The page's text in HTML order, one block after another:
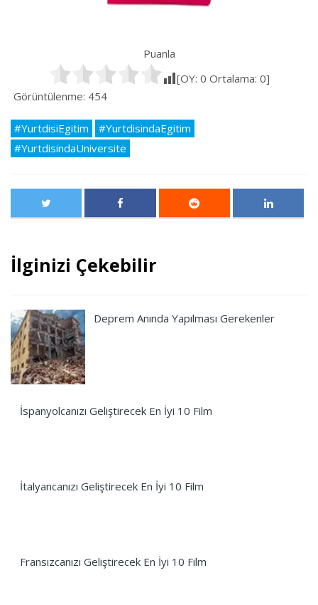
Puanla
[OY: 0 Ortalama: 0]
Görüntülenme: 454
#YurtdisiEgitim
#YurtdisindaEgitim
#YurtdisindaUniversite
İlginizi Çekebilir
Deprem Anında Yapılması Gerekenler
İspanyolcanızı Geliştirecek En İyi 10 Film
İtalyancanızı Geliştirecek En İyi 10 Film
Fransızcanızı Geliştirecek En İyi 10 Film